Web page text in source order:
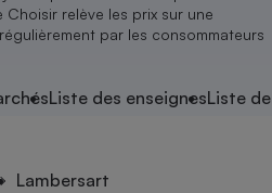
relève les prix sur une
par les consommateurs
Liste des enseignesListe
Lambersart
Agriculture
Produit alimentaire
Achat - Vente - Location
Carburant
Marketing - Fidélisation
Air
Eau
Vacances - Tourisme
locale
Ensemble